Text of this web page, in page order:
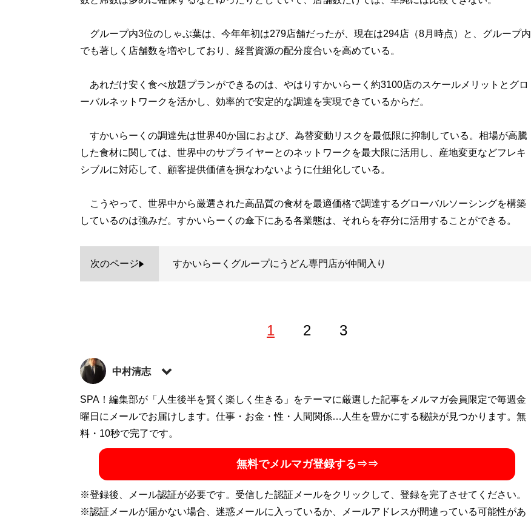
グループ内3位のしゃぶ葉は、今年年初は279店舗だったが、現在は294店（8月時点）と、グループ内
でも著しく店舗数を増やしており、経営資源の配分度合いを高めている。
あれだけ安く食べ放題プランができるのは、やはりすかいらーく約3100店のスケールメリットとグロ
ーバルネットワークを活かし、効率的で安定的な調達を実現できているからだ。
すかいらーくの調達先は世界40か国におよび、為替変動リスクを最低限に抑制している。相場が高騰
した食材に関しては、世界中のサプライヤーとのネットワークを最大限に活用し、産地変更などフレキ
シブルに対応して、顧客提供価値を損なわないように仕組化している。
こうやって、世界中から厳選された高品質の食材を最適価格で調達するグローバルソーシングを構築
しているのは強みだ。すかいらーくの傘下にある各業態は、それらを存分に活用することができる。
次のページ すかいらーくグループにうどん専門店が仲間入り
1 2 3
中村清志
飲食店支援専門の中小企業診断士・行政書士。自らも調理師免許を有し、過去には飲食店を経営。現在
は中村コンサルタント事務所代表として後継者問題など、事業承継対策にも力を入れている。X（旧ツイ
ッター）：@kaisyasindan
記事一覧へ
SPA！編集部が「人生後半を賢く楽しく生きる」をテーマに厳選した記事をメルマガ会員限定で毎週金
曜日にメールでお届けします。仕事・お金・性・人間関係…人生を豊かにする秘訣が見つかります。無
料・10秒で完了です。
無料でメルマガ登録する⇒⇒
※登録後、メール認証が必要です。受信した認証メールをクリックして、登録を完了させてください。
※認証メールが届かない場合、迷惑メールに入っているか、メールアドレスが間違っている可能性があ